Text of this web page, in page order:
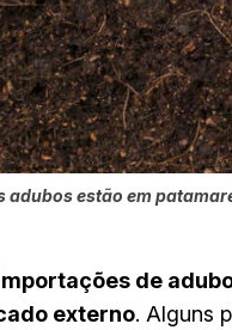
adubos estão em
de
externo. Alguns